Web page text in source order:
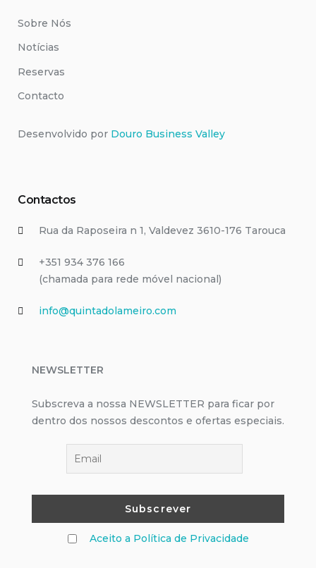
Sobre Nós
Notícias
Reservas
Contacto
Desenvolvido por Douro Business Valley
Contactos
Rua da Raposeira n 1, Valdevez 3610-176 Tarouca
+351 ‭934 376 166‬
(chamada para rede móvel nacional)
info@quintadolameiro.com
NEWSLETTER
Subscreva a nossa NEWSLETTER para ficar por
dentro dos nossos descontos e ofertas especiais.
Aceito a Política de Privacidade